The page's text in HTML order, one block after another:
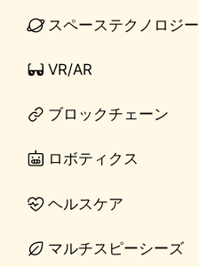
スペーステクノロジー
VR/AR
ブロックチェーン
ロボティクス
ヘルスケア
マルチスピーシーズ